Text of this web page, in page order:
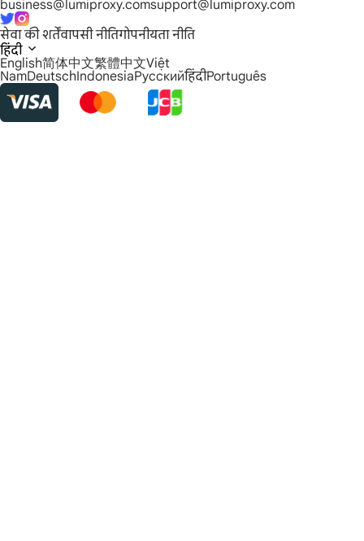
business@lumiproxy.comsupport@lumiproxy.com
सेवा की शर्तेंवापसी नीतिगोपनीयता नीति
हिंदी
English简体中文繁體中文Việt
NamDeutschIndonesiaРусскийहिंदीPortuguês